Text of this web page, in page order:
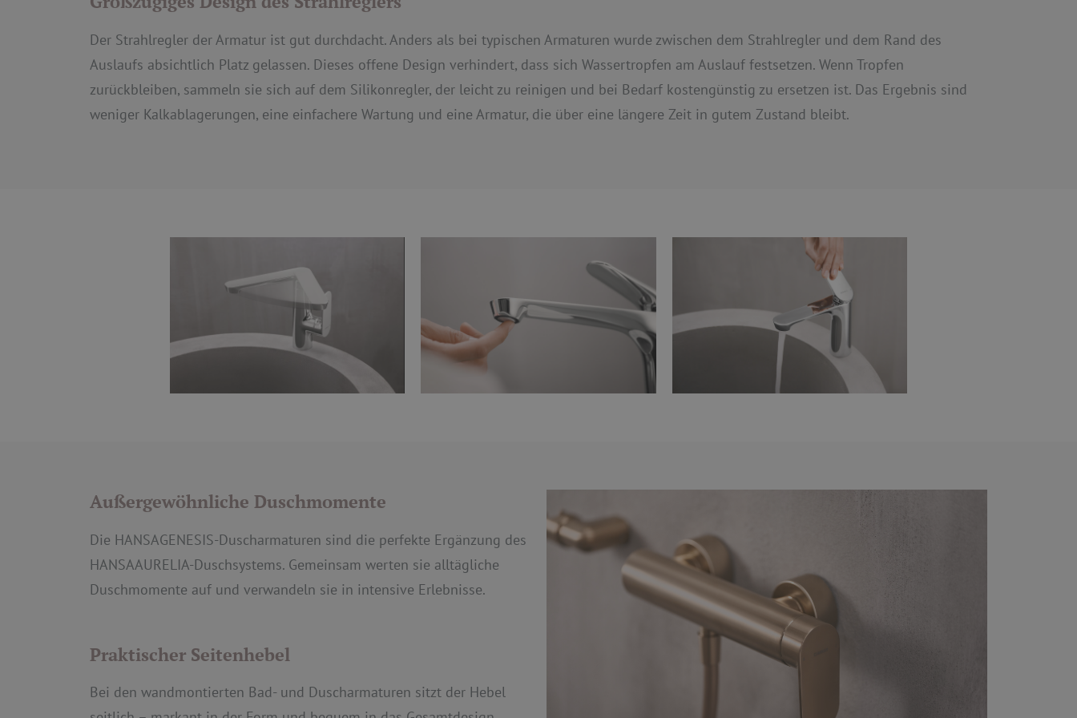
Der Strahlregler der Armatur ist gut durchdacht. Anders als bei typischen Armaturen wurde zwischen dem Strahlregler und dem Rand des
Auslaufs absichtlich Platz gelassen. Dieses offene Design verhindert, dass sich Wassertropfen am Auslauf festsetzen. Wenn Tropfen
zurückbleiben, sammeln sie sich auf dem Silikonregler, der leicht zu reinigen und bei Bedarf kostengünstig zu ersetzen ist. Das Ergebnis sind
weniger Kalkablagerungen, eine einfachere Wartung und eine Armatur, die über eine längere Zeit in gutem Zustand bleibt.
Außergewöhnliche Duschmomente
Die HANSAGENESIS-Duscharmaturen sind die perfekte Ergänzung des
HANSAAURELIA-Duschsystems. Gemeinsam werten sie alltägliche
Duschmomente auf und verwandeln sie in intensive Erlebnisse.
Praktischer Seitenhebel
Bei den wandmontierten Bad- und Duscharmaturen sitzt der Hebel